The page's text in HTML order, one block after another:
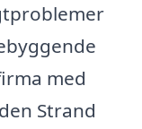
med
Strand